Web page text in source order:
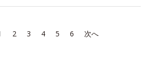
2 3 4 5 6 次へ